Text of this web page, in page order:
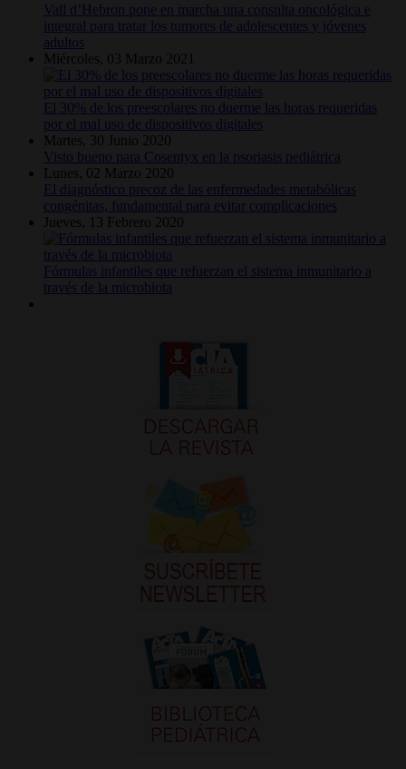
Vall d’Hebron pone en marcha una consulta oncológica e
integral para tratar los tumores de adolescentes y jóvenes
adultos
Miércoles, 03 Marzo 2021
El 30% de los preescolares no duerme las horas requeridas
por el mal uso de dispositivos digitales
Martes, 30 Junio 2020
Visto bueno para Cosentyx en la psoriasis pediátrica
Lunes, 02 Marzo 2020
El diagnóstico precoz de las enfermedades metabólicas
congénitas, fundamental para evitar complicaciones
Jueves, 13 Febrero 2020
Fórmulas infantiles que refuerzan el sistema inmunitario a
través de la microbiota